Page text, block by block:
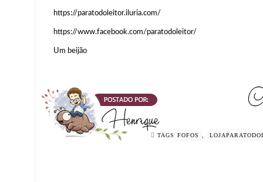
https://paratodoleitor.iluria.com/
https://www.facebook.com/paratodoleitor/
Um beijão
TAGS FOFOS